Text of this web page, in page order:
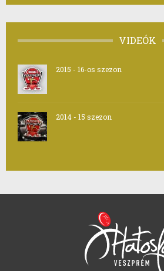
VIDEÓK
2015 - 16-os szezon
2014 - 15 szezon